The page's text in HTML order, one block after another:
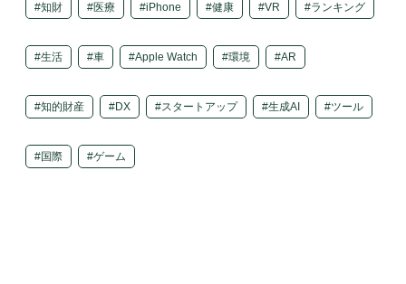
知財 医療 iPhone 健康 VR ランキング
生活 車 Apple Watch 環境 AR
知的財産 DX スタートアップ 生成AI ツール
国際 ゲーム